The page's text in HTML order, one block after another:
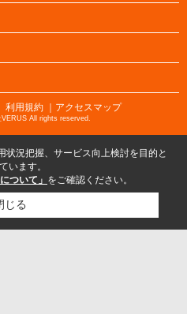
利用規約 ｜アクセスマップ
All rights reserved.
状況把握、サービス向上検討を目的と
います。
ついて」 をご確認ください。
じる